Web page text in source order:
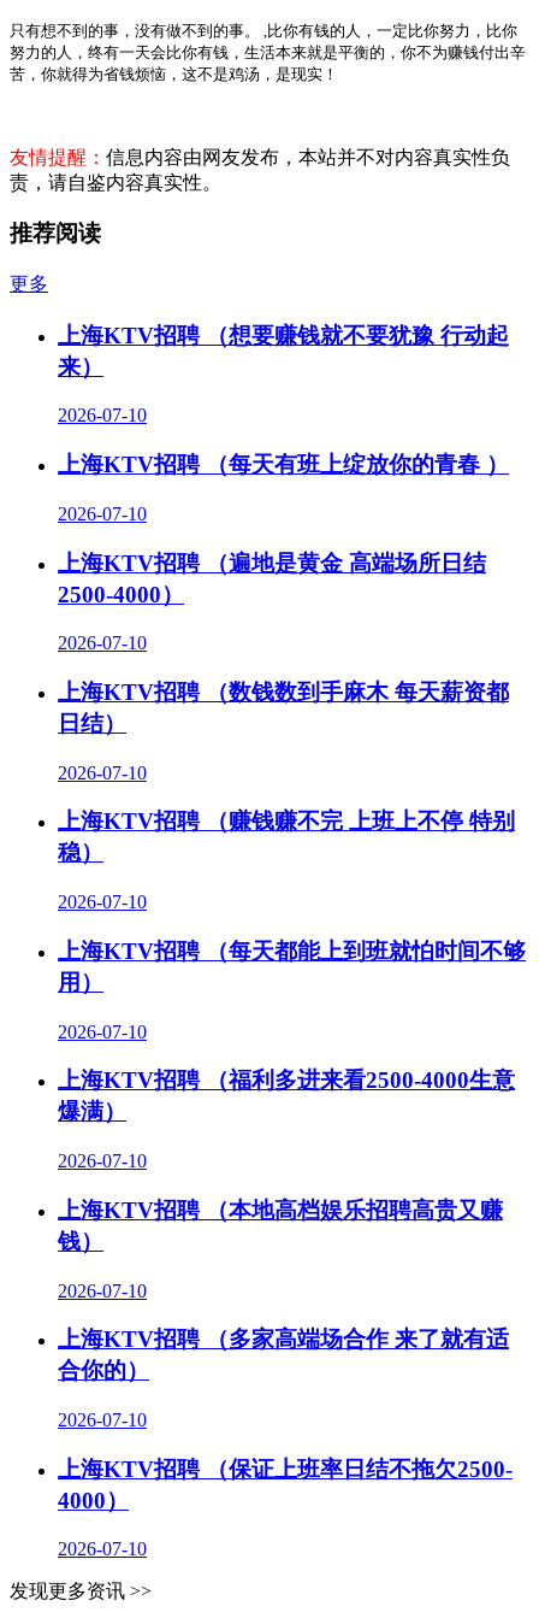
只有想不到的事，没有做不到的事。
比你有钱的人，一定比你努力，比你
努力的人，终有一天会比你有钱，生活本来就是平衡的，你不为赚钱付出辛
苦，你就得为省钱烦恼，这不是鸡汤，是现实！
友情提醒： 信息内容由网友发布，本站并不对内容真实性负
责，请自鉴内容真实性。
推荐阅读
更多
上海KTV招聘 （想要赚钱就不要犹豫 行动起
来）
2026-07-10
上海KTV招聘 （每天有班上绽放你的青春 ）
2026-07-10
上海KTV招聘 （遍地是黄金 高端场所日结
2500-4000）
2026-07-10
上海KTV招聘 （数钱数到手麻木 每天薪资都
日结）
2026-07-10
上海KTV招聘 （赚钱赚不完 上班上不停 特别
稳）
2026-07-10
上海KTV招聘 （每天都能上到班就怕时间不够
用）
2026-07-10
上海KTV招聘 （福利多进来看2500-4000生意
爆满）
2026-07-10
上海KTV招聘 （本地高档娱乐招聘高贵又赚
钱）
2026-07-10
上海KTV招聘 （多家高端场合作 来了就有适
合你的）
2026-07-10
上海KTV招聘 （保证上班率日结不拖欠2500-
4000）
2026-07-10
发现更多资讯 >>